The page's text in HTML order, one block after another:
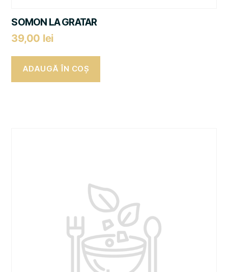
SOMON LA GRATAR
39,00 lei
ADAUGĂ ÎN COȘ